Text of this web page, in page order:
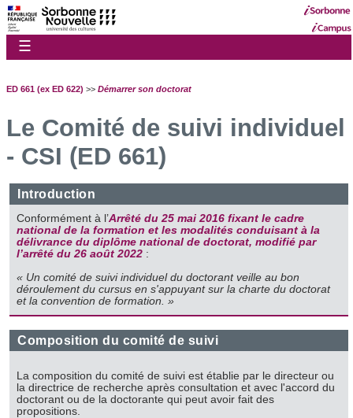
☰
ED 661 (ex ED 622) >> Démarrer son doctorat
Le Comité de suivi individuel
- CSI (ED 661)
Introduction
Conformément à l’Arrêté du 25 mai 2016 fixant le cadre
national de la formation et les modalités conduisant à la
délivrance du diplôme national de doctorat, modifié par
l’arrêté du 26 août 2022 :
« Un comité de suivi individuel du doctorant veille au bon
déroulement du cursus en s'appuyant sur la charte du doctorat
et la convention de formation. »
Composition du comité de suivi
La composition du comité de suivi est établie par le directeur ou
la directrice de recherche après consultation et avec l'accord du
doctorant ou de la doctorante qui peut avoir fait des
propositions.